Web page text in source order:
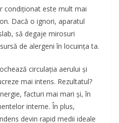
condiționat este mult mai
Dacă o ignori, aparatul
să degaje mirosuri
de alergeni în locuința ta.
circulația aerului și
mai intens. Rezultatul?
facturi mai mari și, în
interne. În plus,
devin rapid medii ideale